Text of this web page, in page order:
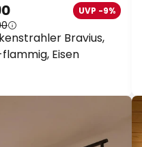
Bravius,
Eisen
UVP -9%